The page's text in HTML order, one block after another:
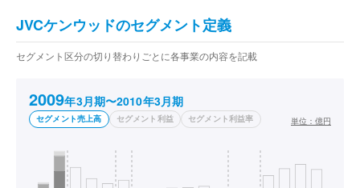
JVCケンウッドのセグメント定義
セグメント区分の切り替わりごとに各事業の内容を記載
2009年3月期〜2010年3月期
セグメント売上高 セグメント利益 セグメント利益率 単位： 億円